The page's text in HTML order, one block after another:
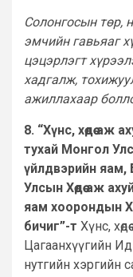
Солонгосын төр,
эмчийн гавьяаг
цэцэрлэгт
хадгалж,
ажиллахаар
8. “Хүнс, хөдөө
тухай Монгол
үйлдвэрийн яам,
Улсын Хөдөө аж
яам хоорондын
бичиг”-т Хүнс,
Цагаанхүүгийн
нутгийн хэргийн